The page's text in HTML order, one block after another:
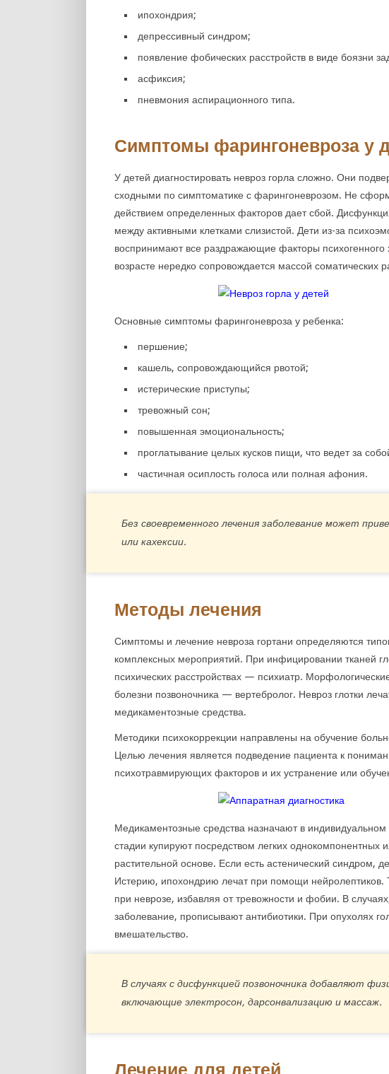
ипохондрия;
депрессивный синдром;
появление фобических расстройств в виде боязни
асфиксия;
пневмония аспирационного типа.
Симптомы фарингоневроза у
У детей диагностировать невроз горла сложно. Они
сходными по симптоматике с фарингоневрозом. Не
действием определенных факторов дает сбой.
между активными клетками слизистой. Дети из-за
воспринимают все раздражающие факторы психогенного
возрасте нередко сопровождается массой соматических
Основные симптомы фарингоневроза у ребенка:
першение;
кашель, сопровождающийся рвотой;
истерические приступы;
тревожный сон;
повышенная эмоциональность;
проглатывание целых кусков пищи, что ведет за
частичная осиплость голоса или полная афония.
Без своевременного лечения заболевание может
или кахексии.
Методы лечения
Симптомы и лечение невроза гортани определяются
комплексных мероприятий. При инфицировании тканей
психических расстройствах — психиатр.
болезни позвоночника — вертебролог. Невроз глотки
медикаментозные средства.
Методики психокоррекции направлены на обучение
Целью лечения является подведение пациента к
психотравмирующих факторов и их устранение или
Медикаментозные средства назначают в
стадии купируют посредством легких однокомпонентных
растительной основе. Если есть астенический синдром,
Истерию, ипохондрию лечат при помощи нейролептиков.
при неврозе, избавляя от тревожности и фобии. В
заболевание, прописывают антибиотики. При опухолях
вмешательство.
В случаях с дисфункцией позвоночника добавляют
включающие электросон, дарсонвализацию и массаж.
Лечение для детей